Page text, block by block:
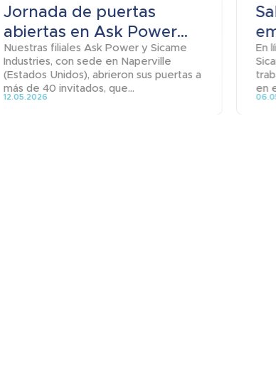
Jornada de puertas
abiertas en Ask Power...
Nuestras filiales Ask Power y Sicame
Industries, con sede en Naperville
(Estados Unidos), abrieron sus puertas a
más de 40 invitados, que...
12.05.2026
En
en